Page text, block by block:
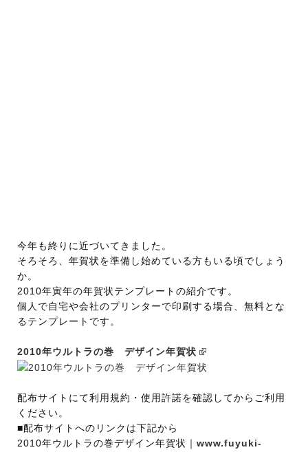
今年も終りに近づいてきました。
そろそろ、年賀状を準備し始めている方もいる頃でしょう
か。
2010年寅年の年賀状テンプレートの紹介です。
個人で自宅や会社のプリンターで印刷する場合、無料とな
るテンプレートです。
2010年ウルトラの巻 デザイン年賀状
配布サイトにて利用規約・使用許諾を確認してからご利用
ください。
■配布サイトへのリンクは下記から
2010年ウルトラの巻デザイン年賀状｜ www.fuyuki-